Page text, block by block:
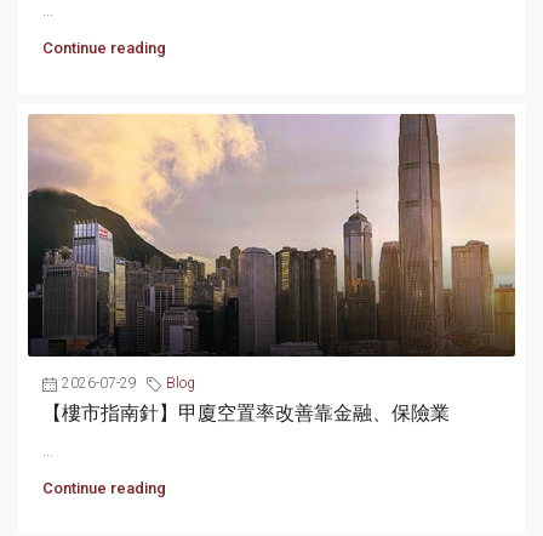
...
Continue reading
2026-07-29 Blog
【樓市指南針】甲廈空置率改善靠金融、保險業
...
Continue reading